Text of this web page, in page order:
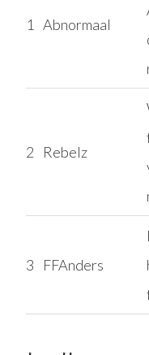
1 Abnormaal
2 Rebelz
3 FFAnders